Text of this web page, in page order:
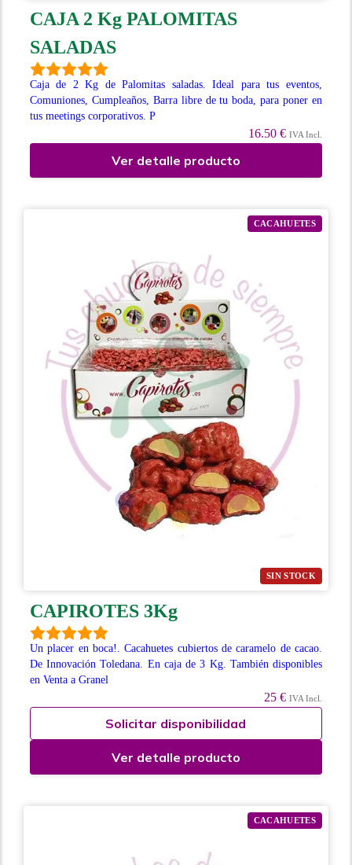
CAJA 2 Kg PALOMITAS
SALADAS
Caja de 2 Kg de Palomitas saladas. Ideal para tus eventos,
Comuniones, Cumpleaños, Barra libre de tu boda, para poner en
tus meetings corporativos. P
16.50 € IVA Incl.
Ver detalle producto
SIN STOCK
CACAHUETES
CAPIROTES 3Kg
Un placer en boca!. Cacahuetes cubiertos de caramelo de cacao.
De Innovación Toledana. En caja de 3 Kg. También disponibles
en Venta a Granel
25 € IVA Incl.
Solicitar disponibilidad
Ver detalle producto
CACAHUETES